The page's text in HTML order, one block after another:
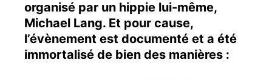
organisé par un hippie lui-même,
Michael Lang. Et pour cause,
l’évènement est documenté et a été
immortalisé de bien des manières :